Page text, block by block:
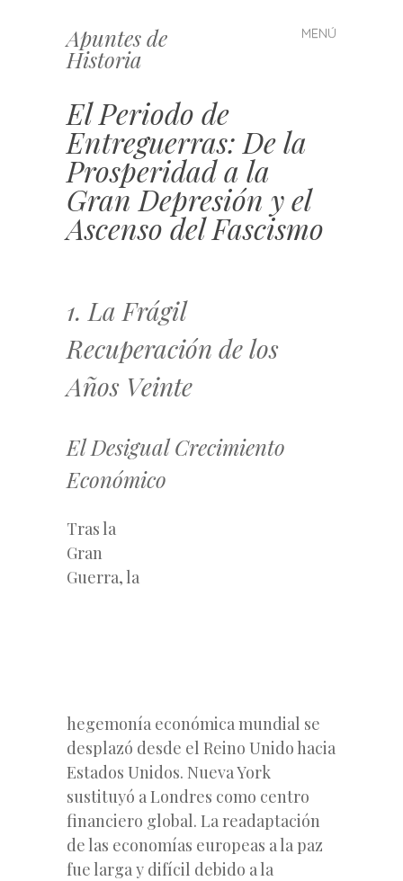
Apuntes de
Historia
MENÚ
Saltar
al
El Periodo de
Entreguerras: De la
Prosperidad a la
Gran Depresión y el
Ascenso del Fascismo
1. La Frágil
Recuperación de los
Años Veinte
El Desigual Crecimiento
Económico
Tras la
Gran
Guerra, la
hegemonía económica mundial se
desplazó desde el Reino Unido hacia
Estados Unidos. Nueva York
sustituyó a Londres como centro
financiero global. La readaptación
de las economías europeas a la paz
fue larga y difícil debido a la